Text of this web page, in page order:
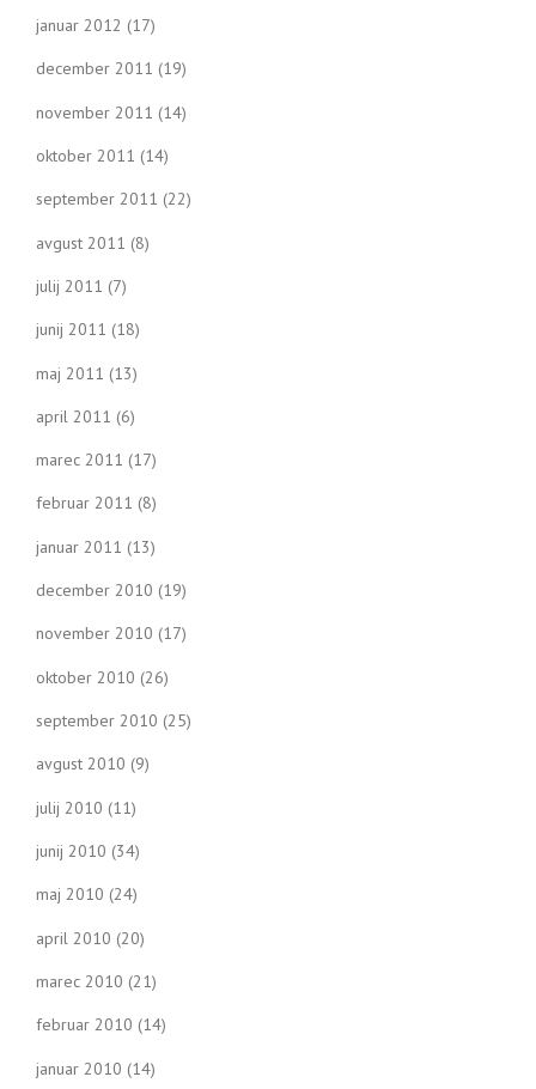
januar 2012 (17)
december 2011 (19)
november 2011 (14)
oktober 2011 (14)
september 2011 (22)
avgust 2011 (8)
julij 2011 (7)
junij 2011 (18)
maj 2011 (13)
april 2011 (6)
marec 2011 (17)
februar 2011 (8)
januar 2011 (13)
december 2010 (19)
november 2010 (17)
oktober 2010 (26)
september 2010 (25)
avgust 2010 (9)
julij 2010 (11)
junij 2010 (34)
maj 2010 (24)
april 2010 (20)
marec 2010 (21)
februar 2010 (14)
januar 2010 (14)